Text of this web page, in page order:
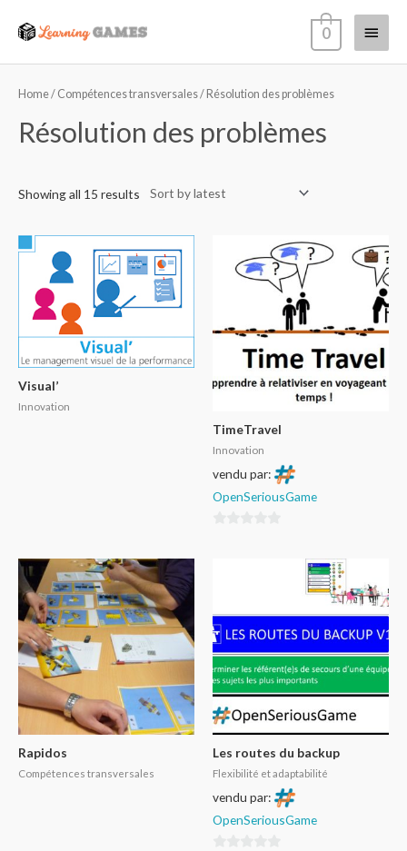
0
Home/ Compétences transversales/ Résolution des problèmes
Résolution des problèmes
Showing all 15 results
Visual’
Innovation
TimeTravel
Innovation
vendu par:
OpenSeriousGame
Rapidos
Compétences transversales
Les routes du backup
Flexibilité et adaptabilité
vendu par:
OpenSeriousGame